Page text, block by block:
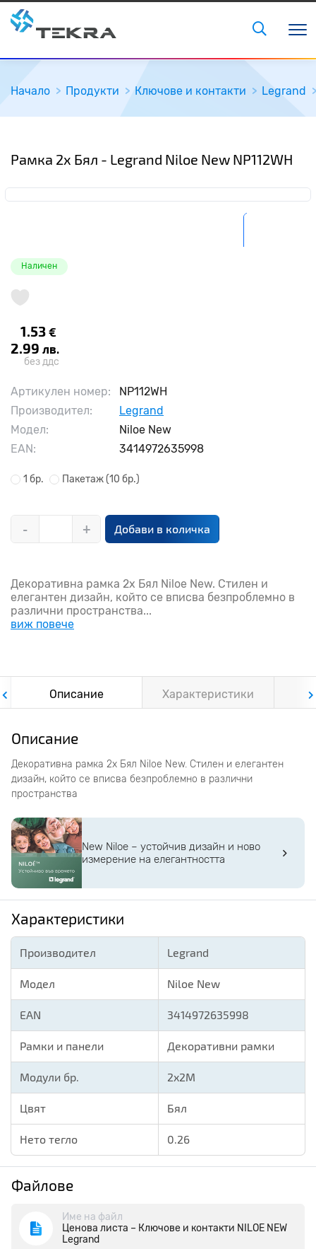
Начало Продукти Ключове и контакти Legrand
Рамка 2x Бял - Legrand Niloe New NP112WH
Наличен
1.53 €
2.99 лв.
без ддс
Артикулен номер:
NP112WH
Производител:
Legrand
Модел:
Niloe New
EAN:
3414972635998
1 бр. Пакетаж(10 бр.)
- + Добави в количка
Декоративна рамка 2x Бял Niloe New. Стилен и
елегантен дизайн, който се вписва безпроблемно в
различни пространства...
виж повече
Описание Характеристики
Описание
Декоративна рамка 2x Бял Niloe New. Стилен и елегантен
дизайн, който се вписва безпроблемно в различни
пространства
New Niloe – устойчив дизайн и ново
измерение на елегантността
Характеристики
Производител Legrand
Модел Niloe New
EAN 3414972635998
Рамки и панели Декоративни рамки
Модули бр. 2x2M
Цвят Бял
Нето тегло 0.26
Файлове
Име на файл
Ценова листа – Ключове и контакти NILOE NEW
Legrand